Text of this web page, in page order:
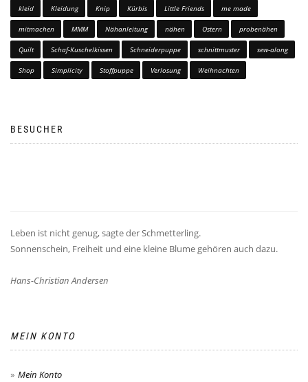
kleid Kleidung Knip Kürbis Little Friends me made
mitmachen MMM Nähanleitung nähen Ostern probenähen
Quilt Schaf-Kuschelkissen Schneiderpuppe schnittmuster sew-along
Shop Simplicity Stoffpuppe Verlosung Weihnachten
BESUCHER
Leben ist nicht genug, sagte der Schmetterling.
Sonnenschein, Freiheit und eine kleine Blume gehören auch dazu.
Hans-Christian Andersen
MEIN KONTO
Mein Konto